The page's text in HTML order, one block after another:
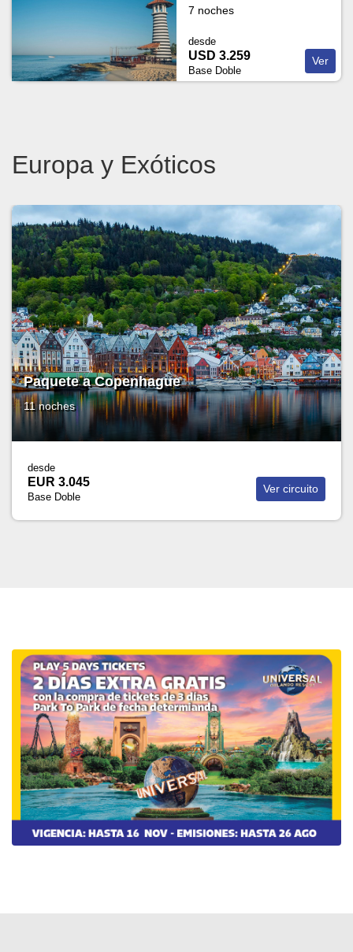
7 noches
desde
USD 3.259
Base Doble
Ver
Europa y Exóticos
Paquete a Copenhague
11 noches
desde
EUR 3.045
Base Doble
Ver circuito